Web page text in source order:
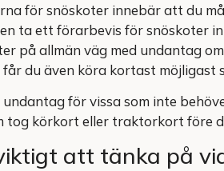
för snöskoter innebär att du
ta ett förarbevis för snöskoter
på allmän väg med undantag
du även köra kortast
för vissa som inte
tog körkort eller traktorkort före
att tänka på